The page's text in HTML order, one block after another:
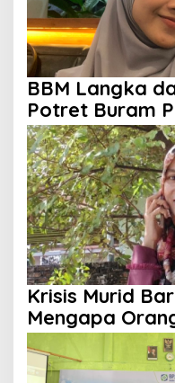
BBM Langka
Potret Buram
Krisis Murid
Mengapa
Sekolah